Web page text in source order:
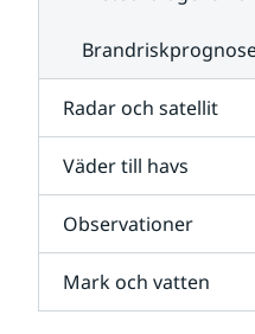
Radar och satellit
Väder till havs
Observationer
Mark och vatten